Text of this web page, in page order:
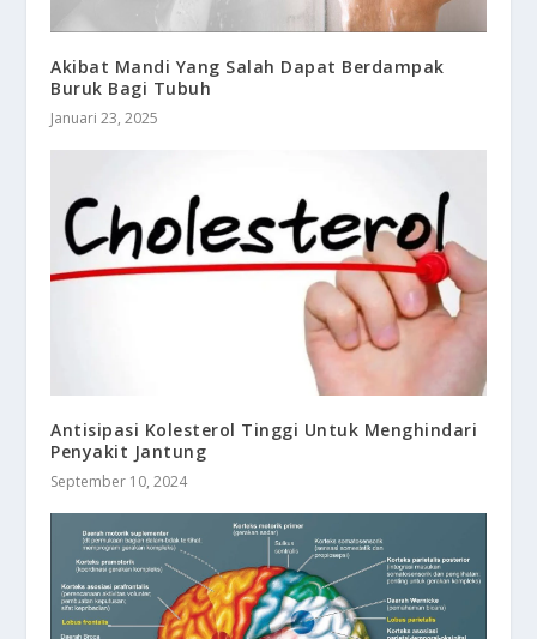
Akibat Mandi Yang Salah Dapat Berdampak
Buruk Bagi Tubuh
Januari 23, 2025
Antisipasi Kolesterol Tinggi Untuk Menghindari
Penyakit Jantung
September 10, 2024